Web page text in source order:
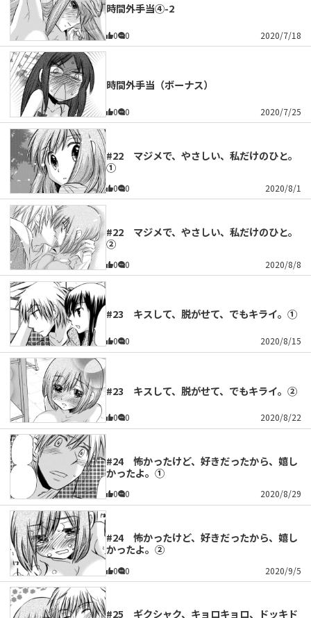
時間外手当④-2
0 0 2020/7/18
時間外手当（ボーナス）
0 0 2020/7/25
#22 マジメで、やさしい、私だけのひと。
①
0 0 2020/8/1
#22 マジメで、やさしい、私だけのひと。
②
0 0 2020/8/8
#23 キスして、脱がせて、でもキライ。①
0 0 2020/8/15
#23 キスして、脱がせて、でもキライ。②
0 0 2020/8/22
#24 怖かったけど、好きだったから、嬉し
かったよ。①
0 0 2020/8/29
#24 怖かったけど、好きだったから、嬉し
かったよ。②
0 0 2020/9/5
#25 ギクシャク、キョロキョロ、ドッキド